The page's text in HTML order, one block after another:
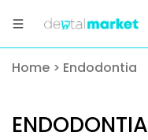
Home > Endodontia
ENDODONTIA